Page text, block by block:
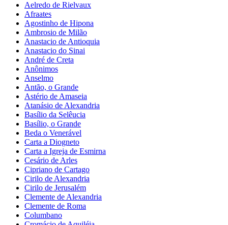
Aelredo de Rielvaux
Afraates
Agostinho de Hipona
Ambrosio de Milão
Anastacio de Antioquia
Anastacio do Sinai
André de Creta
Anônimos
Anselmo
Antão, o Grande
Astério de Amaseia
Atanásio de Alexandria
Basílio da Selêucia
Basílio, o Grande
Beda o Venerável
Carta a Diogneto
Carta a Igreja de Esmirna
Cesário de Arles
Cipriano de Cartago
Cirilo de Alexandria
Cirilo de Jerusalém
Clemente de Alexandria
Clemente de Roma
Columbano